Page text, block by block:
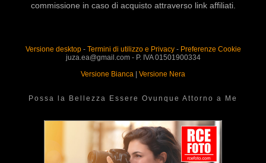
commissione in caso di acquisto attraverso link affiliati.
Versione desktop- Termini di utilizzo e Privacy- Preferenze Cookie
juza.ea@gmail.com - P. IVA 01501900334
Versione Bianca
Versione Nera
Possa la Bellezza Essere Ovunque Attorno a Me